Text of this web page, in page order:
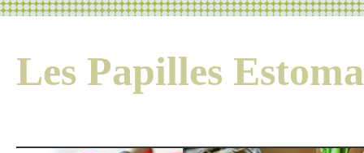
Les Papilles